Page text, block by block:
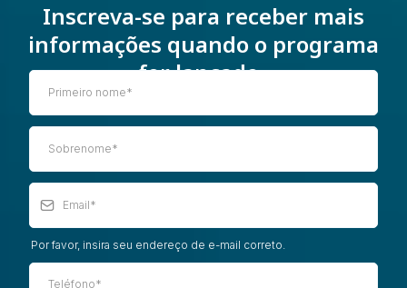
Inscreva-se para receber mais
informações quando o programa
for lançado.
Por favor, insira seu endereço de e-mail correto.